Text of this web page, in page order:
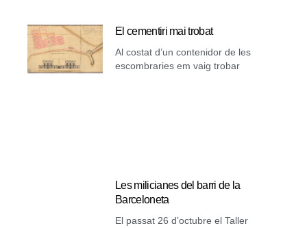
El cementiri mai trobat
Al costat d’un contenidor de les
escombraries em vaig trobar
Les milicianes del barri de la
Barceloneta
El passat 26 d’octubre el Taller